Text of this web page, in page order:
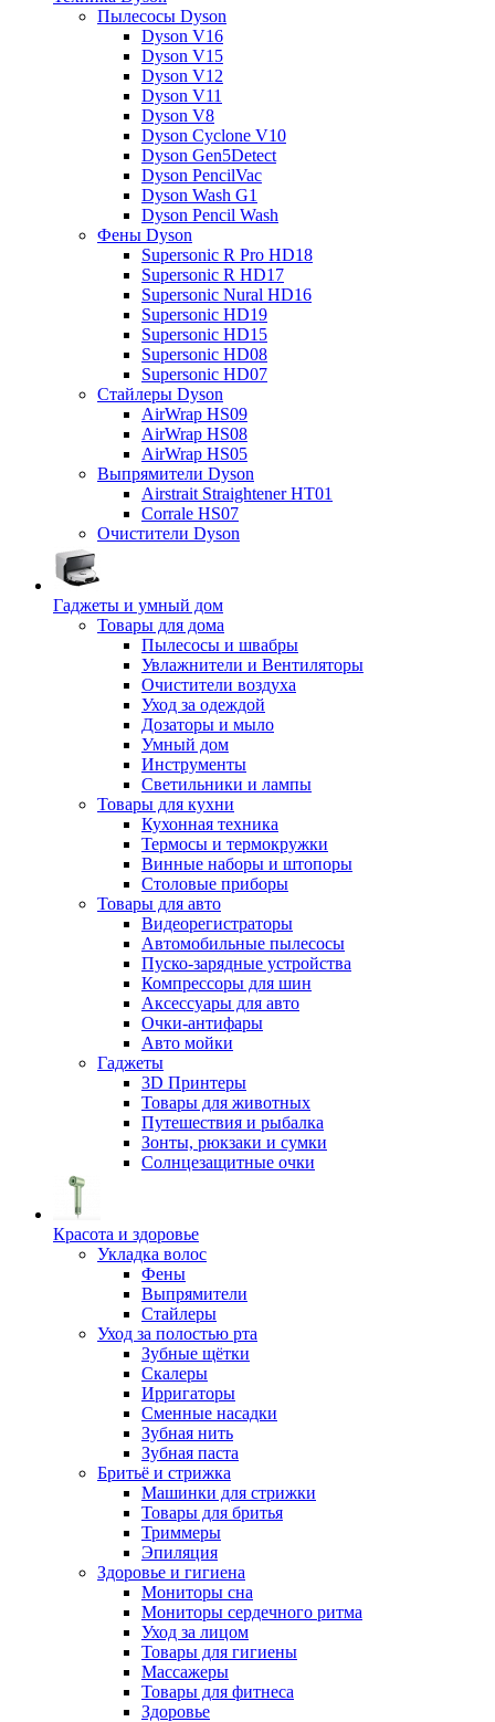
Пылесосы Dyson
Dyson V16
Dyson V15
Dyson V12
Dyson V11
Dyson V8
Dyson Cyclone V10
Dyson Gen5Detect
Dyson PencilVac
Dyson Wash G1
Dyson Pencil Wash
Фены Dyson
Supersonic R Pro HD18
Supersonic R HD17
Supersonic Nural HD16
Supersonic HD19
Supersonic HD15
Supersonic HD08
Supersonic HD07
Стайлеры Dyson
AirWrap HS09
AirWrap HS08
AirWrap HS05
Выпрямители Dyson
Airstrait Straightener HT01
Corrale HS07
Очистители Dyson
Гаджеты и умный дом
Товары для дома
Пылесосы и швабры
Увлажнители и Вентиляторы
Очистители воздуха
Уход за одеждой
Дозаторы и мыло
Умный дом
Инструменты
Светильники и лампы
Товары для кухни
Кухонная техника
Термосы и термокружки
Винные наборы и штопоры
Столовые приборы
Товары для авто
Видеорегистраторы
Автомобильные пылесосы
Пуско-зарядные устройства
Компрессоры для шин
Аксессуары для авто
Очки-антифары
Авто мойки
Гаджеты
3D Принтеры
Товары для животных
Путешествия и рыбалка
Зонты, рюкзаки и сумки
Солнцезащитные очки
Красота и здоровье
Укладка волос
Фены
Выпрямители
Стайлеры
Уход за полостью рта
Зубные щётки
Скалеры
Ирригаторы
Сменные насадки
Зубная нить
Зубная паста
Бритьё и стрижка
Машинки для стрижки
Товары для бритья
Триммеры
Эпиляция
Здоровье и гигиена
Мониторы сна
Мониторы сердечного ритма
Уход за лицом
Товары для гигиены
Массажеры
Товары для фитнеса
Здоровье